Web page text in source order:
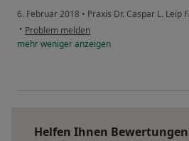
6. Februar 2018 • Praxis Dr. Caspar L.
• Problem melden
mehrwenigeranzeigen
Helfen Ihnen